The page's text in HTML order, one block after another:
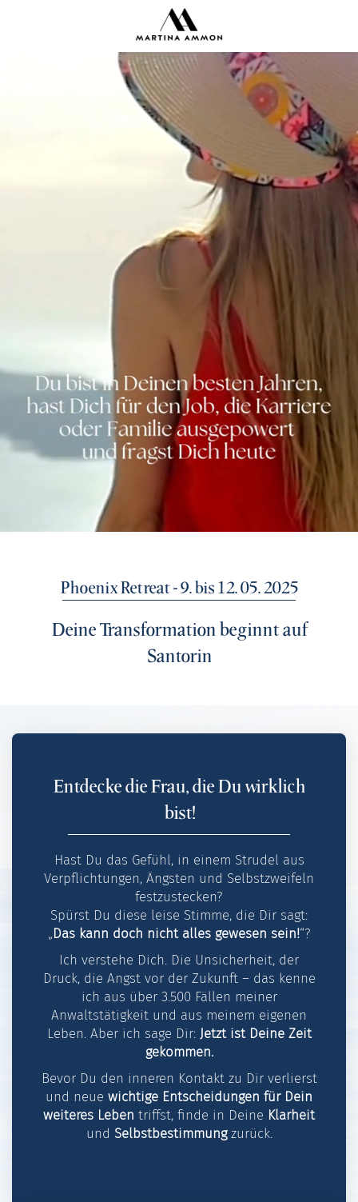
Phoenix Retreat - 9. bis 12. 05. 2025
Deine Transformation beginnt auf
Santorin
Entdecke die Frau, die Du wirklich
bist!
Hast Du das Gefühl, in einem Strudel aus
Verpflichtungen, Ängsten und Selbstzweifeln
festzustecken?
Spürst Du diese leise Stimme, die Dir sagt:
„Das kann doch nicht alles gewesen sein!“?
Ich verstehe Dich. Die Unsicherheit, der
Druck, die Angst vor der Zukunft – das kenne
ich aus über 3.500 Fällen meiner
Anwaltstätigkeit und aus meinem eigenen
Leben. Aber ich sage Dir: Jetzt ist Deine Zeit
gekommen.
Bevor Du den inneren Kontakt zu Dir verlierst
und neue wichtige Entscheidungen für Dein
weiteres Leben triffst, finde in Deine Klarheit
und Selbstbestimmungzurück.